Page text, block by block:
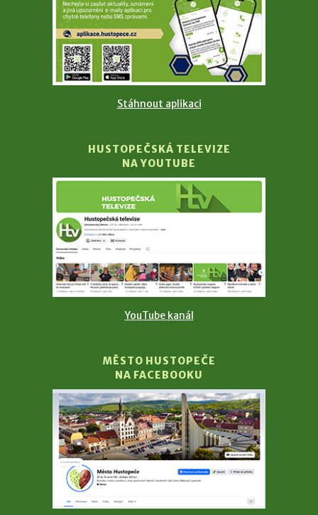
Stáhnout aplikaci
HUSTOPEČSKÁ TELEVIZE
NA YOUTUBE
YouTube kanál
MĚSTO HUSTOPEČE
NA FACEBOOKU